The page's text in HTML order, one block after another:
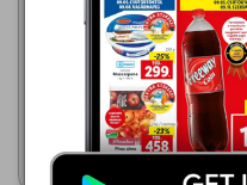
dm drogerie markt
2026.06.04 - 08.12
929,00 Ft
Akciós újság
megtekintése